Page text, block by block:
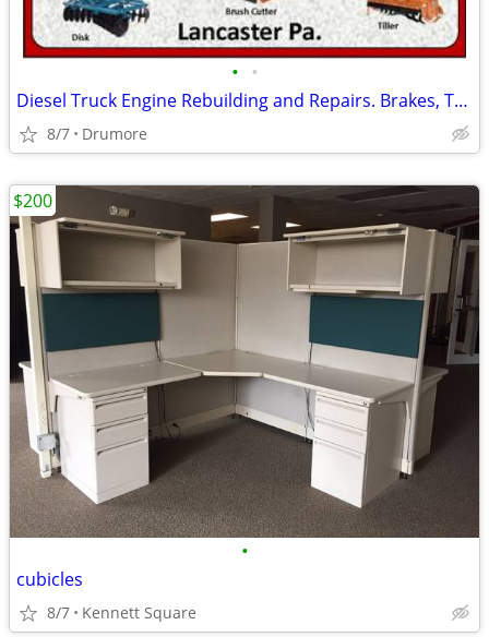
• •
Diesel Truck Engine Rebuilding and Repairs. Brakes, Transmissions, ect
8/7 Drumore
•
cubicles
8/7 Kennett Square
$200